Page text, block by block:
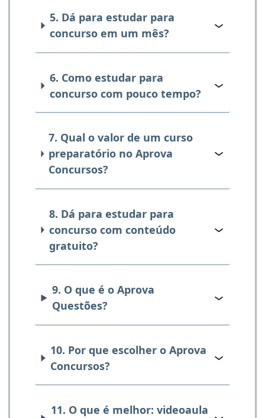
5. Dá para estudar para
concurso em um mês?
6. Como estudar para
concurso com pouco tempo?
7. Qual o valor de um curso
preparatório no Aprova
Concursos?
8. Dá para estudar para
concurso com conteúdo
gratuito?
9. O que é o Aprova
Questões?
10. Por que escolher o Aprova
Concursos?
11. O que é melhor: videoaula